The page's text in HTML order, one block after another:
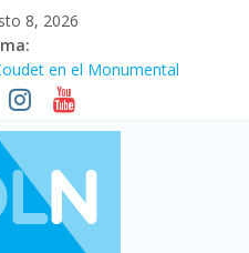
8, 2026
en el Monumental
alto en dos décadas y ya
Fe
41.000 kioscos: el sector
y consumo
viajaron por el país, un 5,9%